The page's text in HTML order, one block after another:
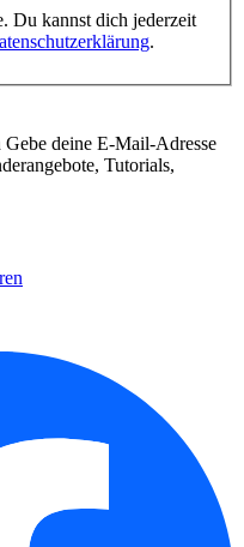
Du kannst dich jederzeit
.
Gebe deine E-Mail-Adresse
Tutorials,